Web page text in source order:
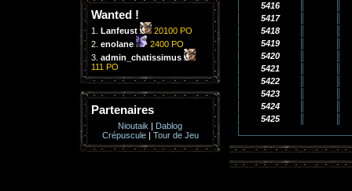
Wanted !
1. Lanfeust
20100 PO
2. enolane
2400 PO
3. admin_chatissimus
111 PO
Partenaires
Nioutaik | Dablog
Crépuscule| Tour de Jeu
5416
5417
5418
5419
5420
5421
5422
5423
5424
5425